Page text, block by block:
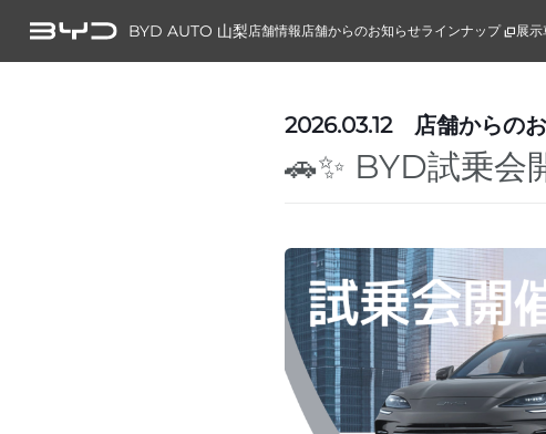
BYD AUTO 山梨店舗情報店舗からのお知らせラインナップ 展
2026.03.12 店舗からの
🚗✨ BYD試乗会